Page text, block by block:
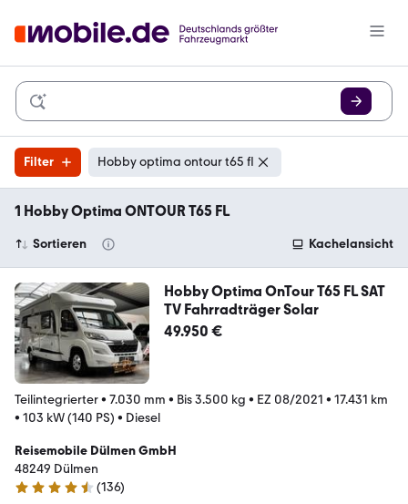
Filter Hobby optima ontour t65 fl
1 Hobby Optima ONTOUR T65 FL
Sortieren Kachelansicht
Hobby Optima OnTour T65 FL SAT
TV Fahrradträger Solar
49.950 €
Teilintegrierter• 7.030 mm • Bis 3.500 kg • EZ 08/2021 • 17.431 km
• 103 kW (140 PS) • Diesel
Reisemobile Dülmen GmbH
48249 Dülmen
4.5 Sterne
(136)